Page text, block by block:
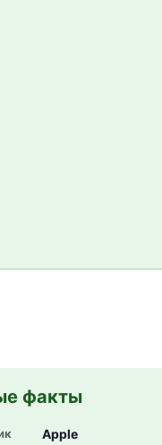
факты
Apple